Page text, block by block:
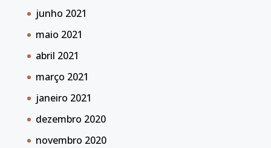
junho 2021
maio 2021
abril 2021
março 2021
janeiro 2021
dezembro 2020
novembro 2020